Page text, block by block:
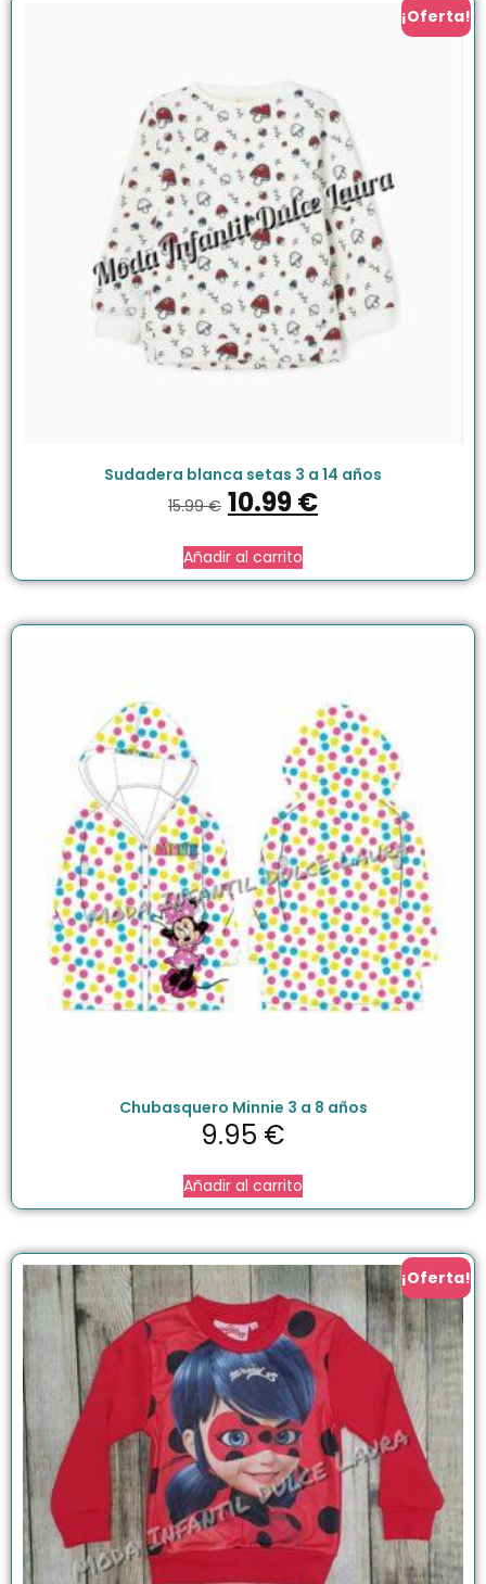
¡Oferta!
Sudadera blanca setas 3 a 14 años
15.99€ 10.99€
Añadir al carrito
Chubasquero Minnie 3 a 8 años
9.95 €
Añadir al carrito
¡Oferta!